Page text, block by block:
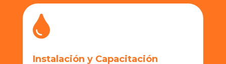

Instalación y Capacitación